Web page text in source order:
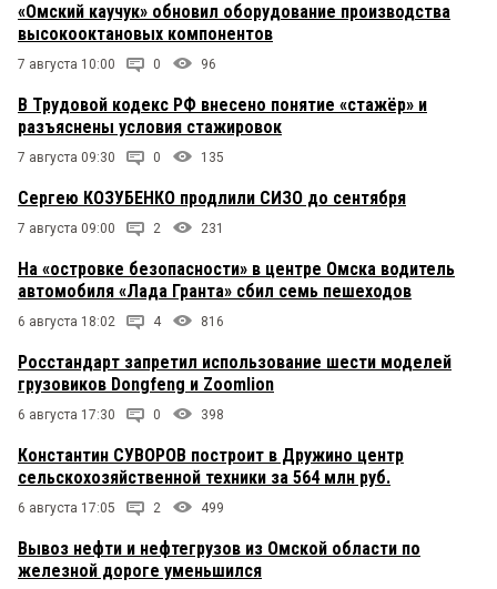
«Омский каучук» обновил оборудование производства
высокооктановых компонентов
7 августа 10:00 0 96
В Трудовой кодекс РФ внесено понятие «стажёр» и
разъяснены условия стажировок
7 августа 09:30 0 135
Сергею КОЗУБЕНКО продлили СИЗО до сентября
7 августа 09:00 2 231
На «островке безопасности» в центре Омска водитель
автомобиля «Лада Гранта» сбил семь пешеходов
6 августа 18:02 4 816
Росстандарт запретил использование шести моделей
грузовиков Dongfeng и Zoomlion
6 августа 17:30 0 398
Константин СУВОРОВ построит в Дружино центр
сельскохозяйственной техники за 564 млн руб.
6 августа 17:05 2 499
Вывоз нефти и нефтегрузов из Омской области по
железной дороге уменьшился